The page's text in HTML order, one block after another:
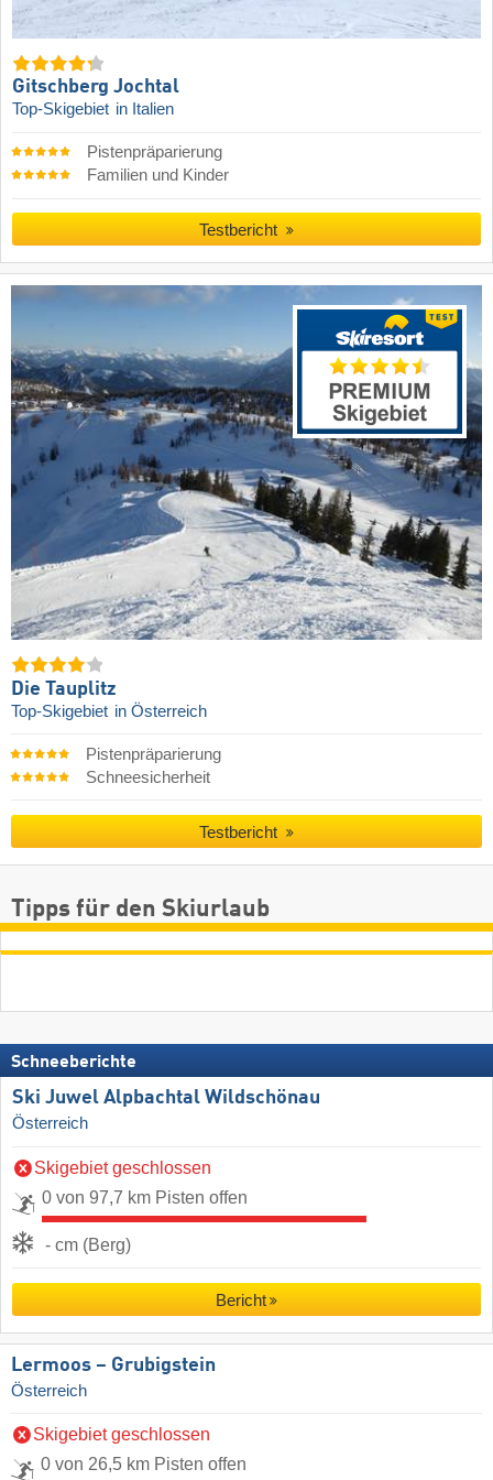
Gitschberg Jochtal
Top-Skigebiet in Italien
Pistenpräparierung
Familien und Kinder
Testbericht
Die Tauplitz
Top-Skigebiet in Österreich
Pistenpräparierung
Schneesicherheit
Testbericht
Tipps für den Skiurlaub
Schneeberichte
Ski Juwel Alpbachtal Wildschönau
Österreich
Skigebiet geschlossen
0 von 97,7 km Pisten offen
- cm (Berg)
Bericht
Lermoos – Grubigstein
Österreich
Skigebiet geschlossen
0 von 26,5 km Pisten offen